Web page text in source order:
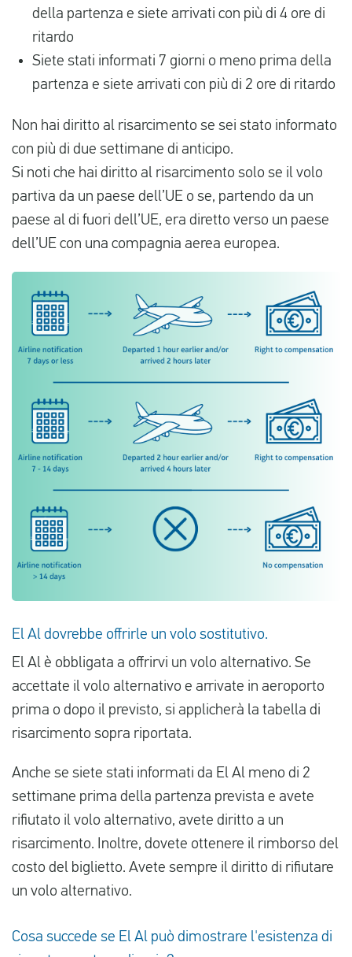
della partenza e siete arrivati con più di 4 ore di
ritardo
Siete stati informati 7 giorni o meno prima della
partenza e siete arrivati con più di 2 ore di ritardo
Non hai diritto al risarcimento se sei stato informato
con più di due settimane di anticipo.
Si noti che hai diritto al risarcimento solo se il volo
partiva da un paese dell’UE o se, partendo da un
paese al di fuori dell’UE, era diretto verso un paese
dell’UE con una compagnia aerea europea.
El Al dovrebbe offrirle un volo sostitutivo.
El Al è obbligata a offrirvi un volo alternativo. Se
accettate il volo alternativo e arrivate in aeroporto
prima o dopo il previsto, si applicherà la tabella di
risarcimento sopra riportata.
Anche se siete stati informati da El Al meno di 2
settimane prima della partenza prevista e avete
rifiutato il volo alternativo, avete diritto a un
risarcimento. Inoltre, dovete ottenere il rimborso del
costo del biglietto. Avete sempre il diritto di rifiutare
un volo alternativo.
Cosa succede se El Al può dimostrare l'esistenza di